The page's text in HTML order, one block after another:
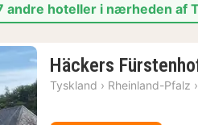
andre hoteller i nærheden af
Häckers
Tyskland › Rheinland-Pfalz ›